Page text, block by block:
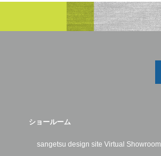
ショールーム
sangetsu design site Virtual Showroom